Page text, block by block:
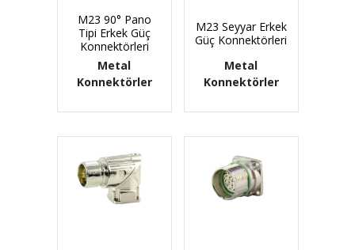
M23 90° Pano
Tipi Erkek Güç
Konnektörleri
Metal
Konnektörler
M23 Seyyar Erkek
Güç Konnektörleri
Metal
Konnektörler